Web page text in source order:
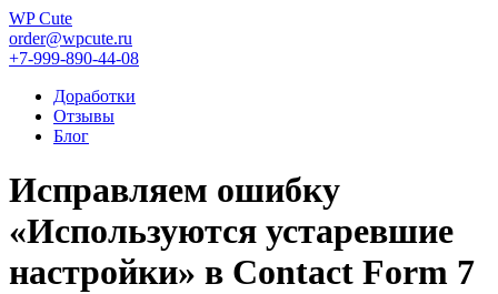
WP Cute
order@wpcute.ru
+7-999-890-44-08
Доработки
Отзывы
Блог
Исправляем ошибку
«Используются устаревшие
настройки» в Contact Form 7